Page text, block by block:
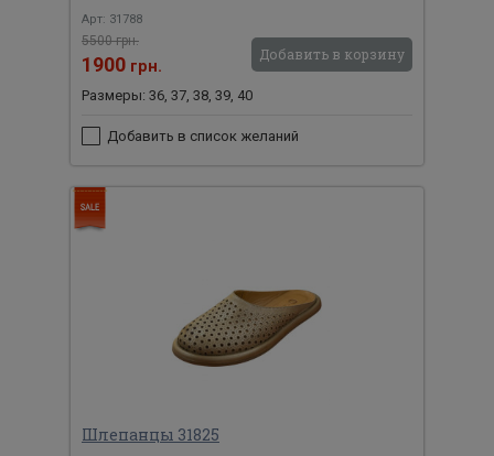
Арт: 31788
5500 грн.
1900 грн.
Добавить в корзину
Размеры: 36, 37, 38, 39, 40
Добавить в список желаний
Шлепанцы 31825